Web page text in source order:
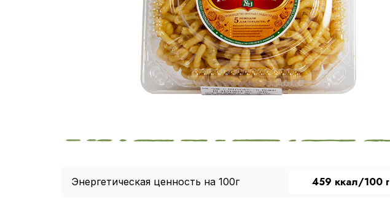
Энергетическая ценность на 100г 459 ккал/100 г